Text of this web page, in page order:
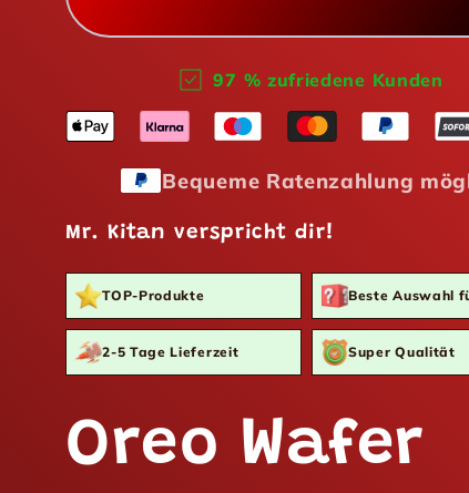
97 % zufriedene Kunden
Bequeme Ratenzahlung
Mr. Kitan verspricht dir!
TOP-Produkte Beste Auswahl
2-5 Tage Lieferzeit Super Qualität
Oreo Wafer